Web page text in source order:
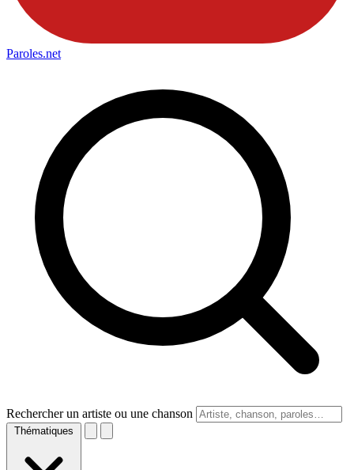
Paroles.net
Rechercher un artiste ou une chanson
Thématiques